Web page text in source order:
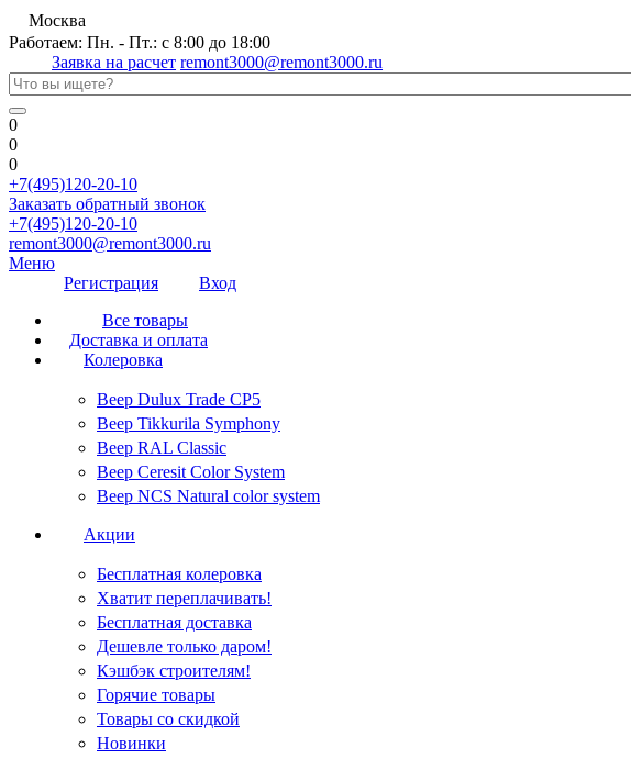
Москва
Работаем: Пн. - Пт.: с 8:00 до 18:00
Заявка на расчет remont3000@remont3000.ru
0
0
0
+7(495)120-20-10
Заказать обратный звонок
+7(495)120-20-10
remont3000@remont3000.ru
Меню
Регистрация
Вход
Все товары
Доставка и оплата
Колеровка
Веер Dulux Trade CP5
Веер Tikkurila Symphony
Веер RAL Classic
Веер Ceresit Color System
Веер NCS Natural color system
Акции
Бесплатная колеровка
Хватит переплачивать!
Бесплатная доставка
Дешевле только даром!
Кэшбэк строителям!
Горячие товары
Товары со скидкой
Новинки